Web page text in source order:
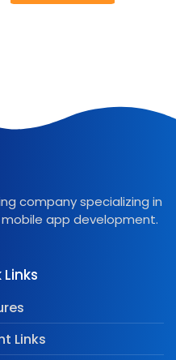
company specializing in
app development.
Links